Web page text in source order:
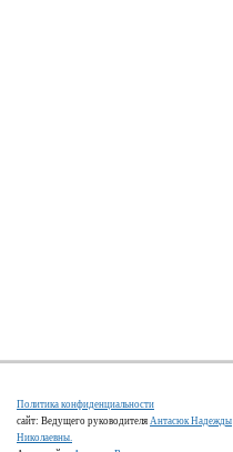
Политика конфиденциальности
сайт: Ведущего руководителя Антасюк Надежды
Николаевны.